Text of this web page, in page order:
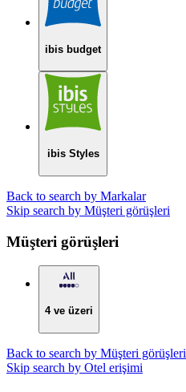
ibis budget
ibis Styles
Back to search by Markalar
Skip search by Müşteri görüşleri
Müşteri görüşleri
4 ve üzeri
Back to search by Müşteri görüşleri
Skip search by Otel erişimi